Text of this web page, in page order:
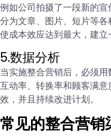
例如公司拍摄了一段新的
分为文章、图片、短片等各
使成本效应达到最大，建立
5.数据分析
当实施整合营销后，必须
互动率、转换率和顾客满
效，并且持续改进计划。
常见的整合营